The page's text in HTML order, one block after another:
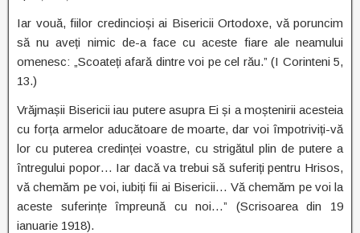
Iar vouă, fiilor credincioși ai Bisericii Ortodoxe, vă poruncim
să nu aveți nimic de-a face cu aceste fiare ale neamului
omenesc: „Scoateți afară dintre voi pe cel rău.” (I Corinteni 5,
13.)
Vrăjmașii Bisericii iau putere asupra Ei și a moștenirii acesteia
cu forța armelor aducătoare de moarte, dar voi împotriviți-vă
lor cu puterea credinței voastre, cu strigătul plin de putere a
întregului popor… Iar dacă va trebui să suferiți pentru Hrisos,
vă chemăm pe voi, iubiți fii ai Bisericii… Vă chemăm pe voi la
aceste suferințe împreună cu noi…” (Scrisoarea din 19
ianuarie 1918).